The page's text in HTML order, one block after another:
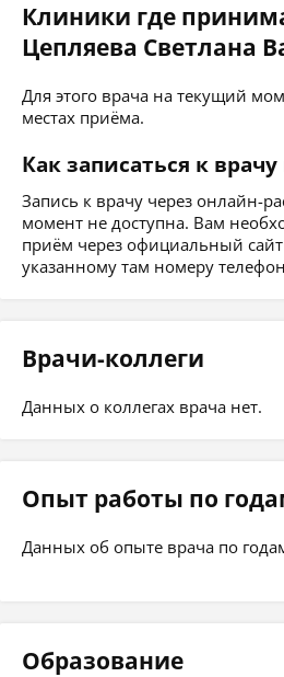
Клиники где
Цепляева Светлана
Для этого врача на текущий
местах приёма.
Как записаться к
Запись к врачу через онлайн-
момент не доступна. Вам
приём через официальный
указанному там номеру
Врачи-коллеги
Данных о коллегах врача нет.
Опыт работы по
Данных об опыте врача по
Образование